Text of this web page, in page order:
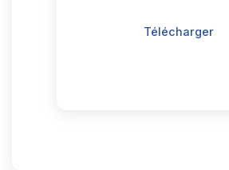
Télécharger